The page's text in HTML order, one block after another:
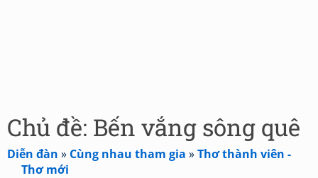
Chủ đề: Bến vắng sông quê
Diễn đàn » Cùng nhau tham gia »Thơ thành viên -
Thơ mới